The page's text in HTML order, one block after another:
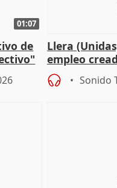
01:07
de
Llera
empleo
"esfumará"
Sonido